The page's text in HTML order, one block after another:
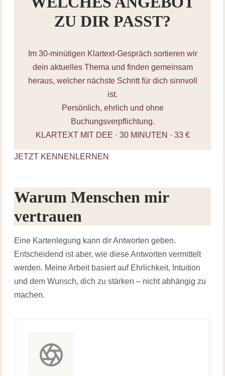
ZU DIR PASST?
Im 30-minütigen Klartext-Gespräch sortieren wir
dein aktuelles Thema und finden gemeinsam
heraus, welcher nächste Schritt für dich sinnvoll
ist.
Persönlich, ehrlich und ohne
Buchungsverpflichtung.
KLARTEXT MIT DEE · 30 MINUTEN · 33 €
JETZT KENNENLERNEN
Warum Menschen mir
vertrauen
Eine Kartenlegung kann dir Antworten geben.
Entscheidend ist aber, wie diese Antworten vermittelt
werden. Meine Arbeit basiert auf Ehrlichkeit, Intuition
und dem Wunsch, dich zu stärken – nicht abhängig zu
machen.